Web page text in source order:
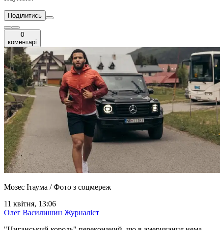
Поділитись
0
коментарі
Мозес Ітаума / Фото з соцмереж
11 квітня, 13:06
Олег Василишин Журналіст